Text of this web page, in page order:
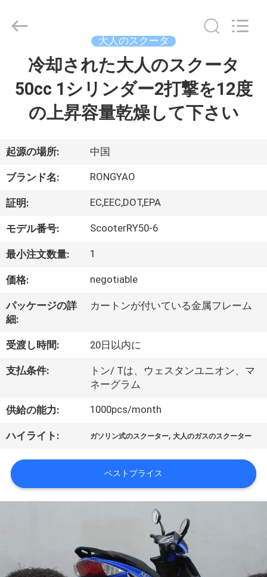
ダ
ク
ト
私
に
つ
い
て
工
場
行
管
Shanghai
Rongyao
大人のスクータ
冷却された大人のスクータ
50cc 1シリンダー2打撃を12度
の上昇容量乾燥して下さい
起源の場所: 中国
ブランド名: RONGYAO
証明: EC,EEC,DOT,EPA
モデル番号: ScooterRY50-6
最小注文数量: 1
価格: negotiable
パッケージの詳
細:
カートンが付いている金属フレーム
受渡し時間: 20日以内に
支払条件:
トン/ Tは、ウェスタンユニオン、マ
ネーグラム
供給の能力: 1000pcs/month
ハイライト: ガソリン式のスクーター,大人のガスのスクーター
ベストプライス